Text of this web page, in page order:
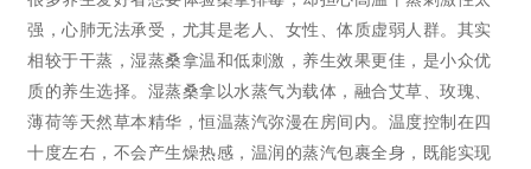
强，心肺无法承受，尤其是老人、女性、体质虚弱人群。其实
相较于干蒸，湿蒸桑拿温和低刺激，养生效果更佳，是小众优
质的养生选择。湿蒸桑拿以水蒸气为载体，融合艾草、玫瑰、
薄荷等天然草本精华，恒温蒸汽弥漫在房间内。温度控制在四
十度左右，不会产生燥热感，温润的蒸汽包裹全身，既能实现